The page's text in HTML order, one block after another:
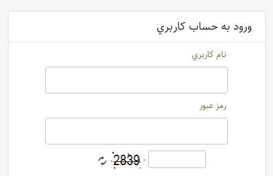
ورود به حساب کاربري
نام کاربري
رمز عبور